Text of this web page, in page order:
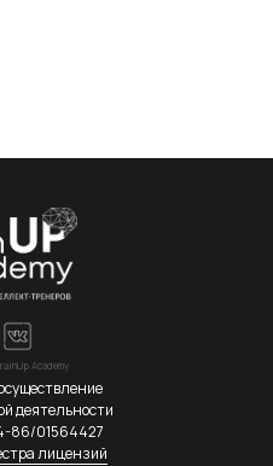
деятельности
86/01564427
лицензий
Academy